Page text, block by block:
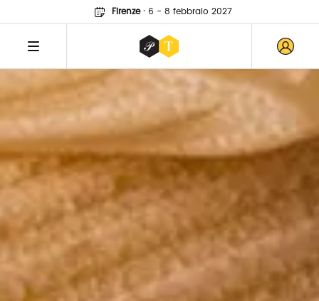
Firenze· 6 - 8 febbraio 2027